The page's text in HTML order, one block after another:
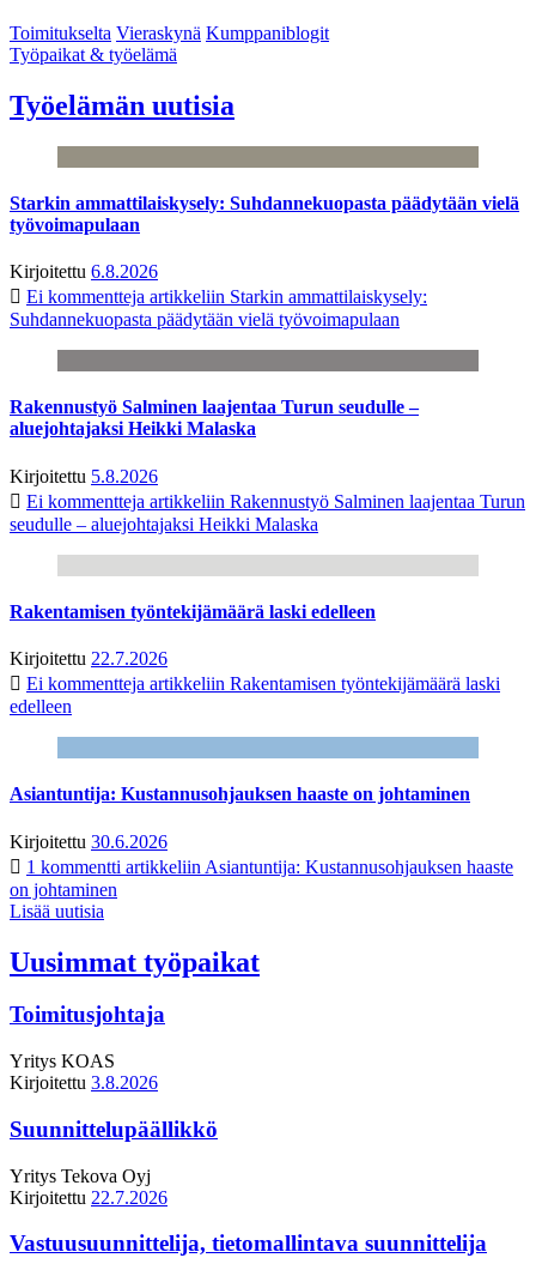
Toimitukselta Vieraskynä Kumppaniblogit
Työpaikat & työelämä
Työelämän uutisia
Starkin ammattilaiskysely: Suhdannekuopasta päädytään vielä
työvoimapulaan
Kirjoitettu 6.8.2026
Ei kommentteja artikkeliin Starkin ammattilaiskysely:
Suhdannekuopasta päädytään vielä työvoimapulaan
Rakennustyö Salminen laajentaa Turun seudulle –
aluejohtajaksi Heikki Malaska
Kirjoitettu 5.8.2026
Ei kommentteja artikkeliin Rakennustyö Salminen laajentaa Turun
seudulle – aluejohtajaksi Heikki Malaska
Rakentamisen työntekijämäärä laski edelleen
Kirjoitettu 22.7.2026
Ei kommentteja artikkeliin Rakentamisen työntekijämäärä laski
edelleen
Asiantuntija: Kustannusohjauksen haaste on johtaminen
Kirjoitettu 30.6.2026
1 kommentti artikkeliin Asiantuntija: Kustannusohjauksen haaste
on johtaminen
Lisää uutisia
Uusimmat työpaikat
Toimitusjohtaja
Yritys KOAS
Kirjoitettu 3.8.2026
Suunnittelupäällikkö
Yritys Tekova Oyj
Kirjoitettu 22.7.2026
Vastuusuunnittelija, tietomallintava suunnittelija